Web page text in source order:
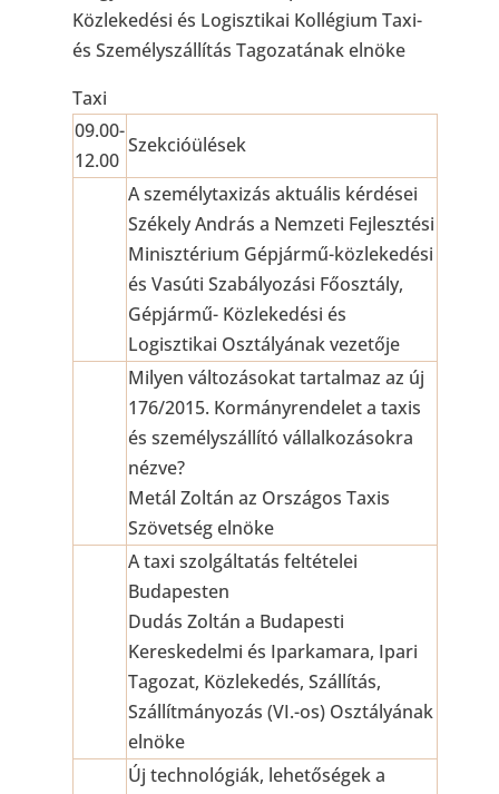
Közlekedési és Logisztikai Kollégium Taxi-
és Személyszállítás Tagozatának elnöke
Taxi
09.00-
12.00
Szekcióülések
A személytaxizás aktuális kérdései
Székely András a Nemzeti Fejlesztési
Minisztérium Gépjármű-közlekedési
és Vasúti Szabályozási Főosztály,
Gépjármű- Közlekedési és
Logisztikai Osztályának vezetője
Milyen változásokat tartalmaz az új
176/2015. Kormányrendelet a taxis
és személyszállító vállalkozásokra
nézve?
Metál Zoltán az Országos Taxis
Szövetség elnöke
A taxi szolgáltatás feltételei
Budapesten
Dudás Zoltán a Budapesti
Kereskedelmi és Iparkamara, Ipari
Tagozat, Közlekedés, Szállítás,
Szállítmányozás (VI.-os) Osztályának
elnöke
Új technológiák, lehetőségek a